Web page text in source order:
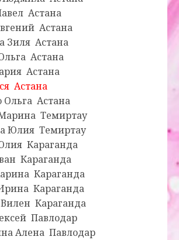
Астана
Астана
Зиля Астана
Астана
Астана
Астана
Ольга Астана
Темиртау
Юлия Темиртау
Караганда
Караганда
Караганда
Караганда
Караганда
Павлодар
Алена Павлодар